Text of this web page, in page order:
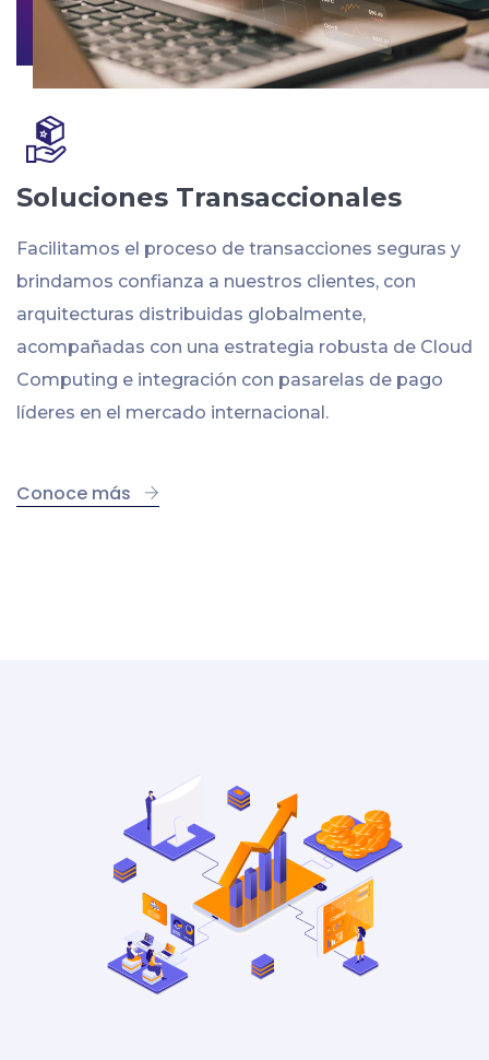
Soluciones Transaccionales
Facilitamos el proceso de transacciones seguras y
brindamos confianza a nuestros clientes, con
arquitecturas distribuidas globalmente,
acompañadas con una estrategia robusta de Cloud
Computing e integración con pasarelas de pago
líderes en el mercado internacional.
Conoce más